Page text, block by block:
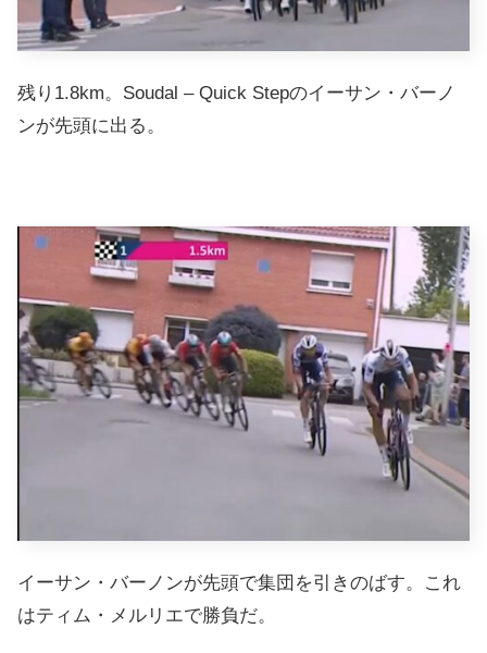
残り1.8km。Soudal – Quick Stepのイーサン・バーノ
ンが先頭に出る。
イーサン・バーノンが先頭で集団を引きのばす。これ
はティム・メルリエで勝負だ。